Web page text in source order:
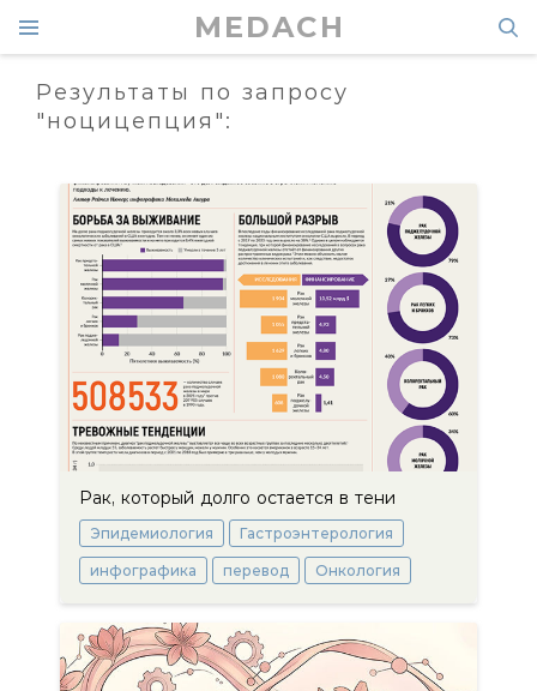
MEDACH
Результаты по запросу
"ноцицепция":
Рак, который долго остается в тени
Эпидемиология Гастроэнтерология
инфографика перевод Онкология